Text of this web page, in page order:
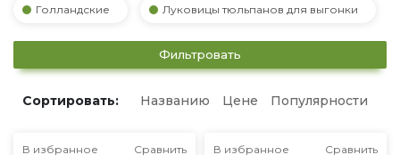
Голландские Луковицы тюльпанов для выгонки
Фильтровать
Сортировать: Названию Цене Популярности
В избранное Сравнить В избранное Сравнить